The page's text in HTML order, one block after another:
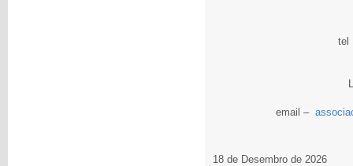
tel
email –
18 de Desembro de 2026